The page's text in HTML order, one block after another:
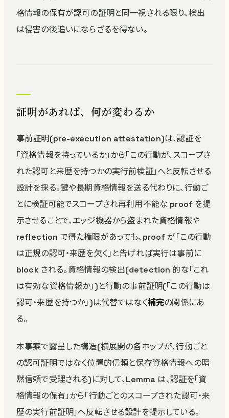
格情報の保有が認可の証明と同一視される限り、検出
は侵害の後追いにならざるを得ない。
証明があれば、何が変わるか
事前証明(pre-execution attestation)は、認証を
「資格情報を持っているか」から「この行動が、スコープさ
れた認可と来歴を持つかの実行前検証」へと反転させる
設計を採る。鍵や長期資格情報を送る代わりに、行動ご
とに検証可能でスコープされ再利用不能な proof を提
示させることで、エッジ機器から盗まれた資格情報や
reflection で得た権限があっても、proof が「この行動
は正規の認可・来歴を欠く」と告げれば実行は事前に
block される。資格情報の検出(detection 的な「これ
は有効な資格情報か」)と行動の事前証明(「この行動は
認可・来歴を持つか」)は代替ではなく補完の関係にあ
る。
本事案で露呈した構造(横展開の各ホップが、行動ごと
の認可証明ではなく位置的信頼と保存資格情報への暗
黙信頼で受理される)に対して、Lemma は、認証を「資
格情報の保有」から「行動ごとのスコープされた認可・来
歴の実行前証明」へ反転させる設計を提示している。